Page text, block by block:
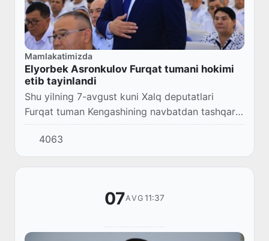
Mamlakatimizda
Elyorbek Asronkulov Furqat tumani hokimi
etib tayinlandi
Shu yilning 7-avgust kuni Xalq deputatlari
Furqat tuman Kengashining navbatdan tashqari
sessiyasi boʻlib oʻtdi.
4063
07AVG 11:37